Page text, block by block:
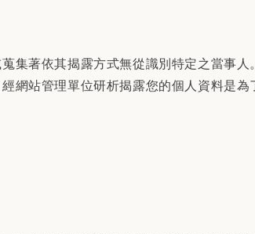
集著依其揭露方式無從識別特定之當事人。
網站管理單位研析揭露您的個人資料是為